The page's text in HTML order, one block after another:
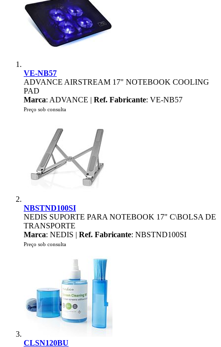
VE-NB57
ADVANCE AIRSTREAM 17" NOTEBOOK COOLING
PAD
Marca: ADVANCE | Ref. Fabricante: VE-NB57
Preço sob consulta
NBSTND100SI
NEDIS SUPORTE PARA NOTEBOOK 17" C\BOLSA DE
TRANSPORTE
Marca: NEDIS | Ref. Fabricante: NBSTND100SI
Preço sob consulta
CLSN120BU